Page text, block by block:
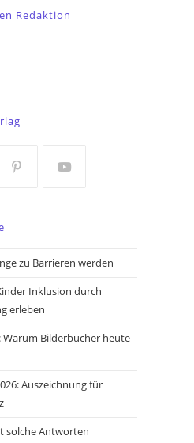
Redaktion
new
zu Barrieren werden
Inklusion durch
erleben
Warum Bilderbücher heute
Auszeichnung für
solche Antworten